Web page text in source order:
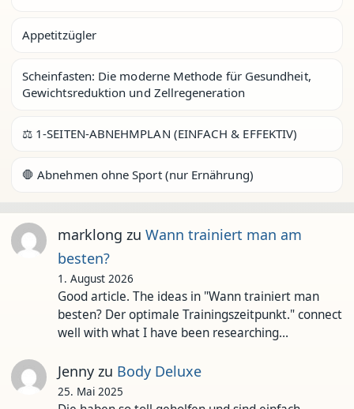
Appetitzügler
Scheinfasten: Die moderne Methode für Gesundheit,
Gewichtsreduktion und Zellregeneration
⚖️ 1-SEITEN-ABNEHMPLAN (EINFACH & EFFEKTIV)
🛑 Abnehmen ohne Sport (nur Ernährung)
marklong zu Wann trainiert man am
besten?
1. August 2026
Good article. The ideas in "Wann trainiert man
besten? Der optimale Trainingszeitpunkt." connect
well with what I have been researching…
Jennyzu Body Deluxe
25. Mai 2025